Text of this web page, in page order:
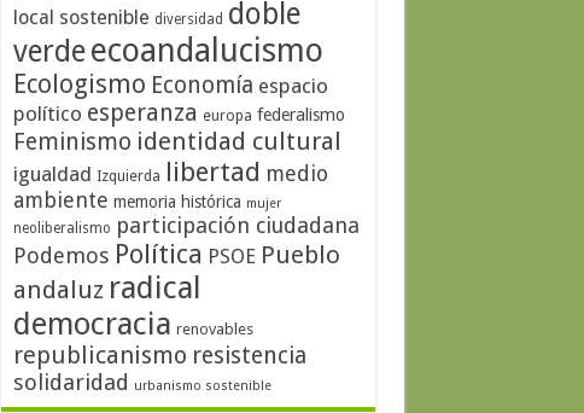
local sostenible diversidad doble
verdeecoandalucismo
Ecologismo Economía espacio
político esperanza europa federalismo
Feminismo identidad cultural
igualdad Izquierda libertad medio
ambiente memoria histórica mujer
neoliberalismo participación ciudadana
Podemos Política PSOE Pueblo
andaluz radical
democracia renovables
republicanismo resistencia
solidaridad urbanismo sostenible